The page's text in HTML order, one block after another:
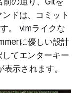
ドは、コミット
。 vimライクな
に優しい設計
てエンターキー
示されます。